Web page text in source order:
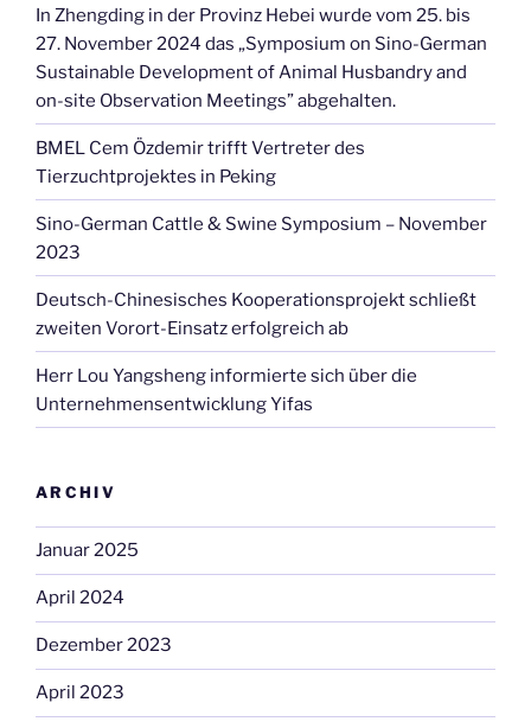
In Zhengding in der Provinz Hebei wurde vom 25. bis
27. November 2024 das „Symposium on Sino-German
Sustainable Development of Animal Husbandry and
on-site Observation Meetings” abgehalten.
BMEL Cem Özdemir trifft Vertreter des
Tierzuchtprojektes in Peking
Sino-German Cattle & Swine Symposium – November
2023
Deutsch-Chinesisches Kooperationsprojekt schließt
zweiten Vorort-Einsatz erfolgreich ab
Herr Lou Yangsheng informierte sich über die
Unternehmensentwicklung Yifas
ARCHIV
Januar 2025
April 2024
Dezember 2023
April 2023